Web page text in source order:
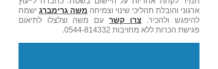
ארגוני והובלת תהליכי שינוי וצמיחה משה גרימברג ישמח
להיפגש ולהכיר.
צרו קשר עם משה וצלצלו לתיאום
פגישת הכרות ללא מחויבות 0544-814332.